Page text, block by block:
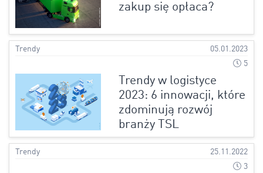
zakup się opłaca?
Trendy
05.01.2023
5
Trendy w logistyce
2023: 6 innowacji, które
zdominują rozwój
branży TSL
Trendy
25.11.2022
3